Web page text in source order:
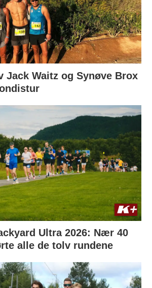
Jack Waitz og Synøve Brox
Ultra 2026: Nær 40
alle de tolv rundene